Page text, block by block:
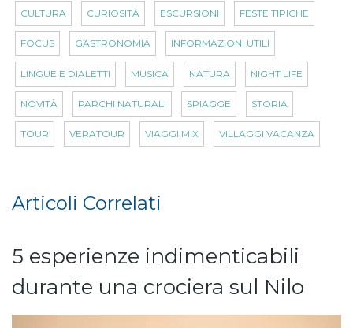
CULTURA CURIOSITÀ ESCURSIONI FESTE TIPICHE
FOCUS GASTRONOMIA INFORMAZIONI UTILI
LINGUE E DIALETTI MUSICA NATURA NIGHT LIFE
NOVITÀ PARCHI NATURALI SPIAGGE STORIA
TOUR VERATOUR VIAGGI MIX VILLAGGI VACANZA
Articoli Correlati
5 esperienze indimenticabili
durante una crociera sul Nilo